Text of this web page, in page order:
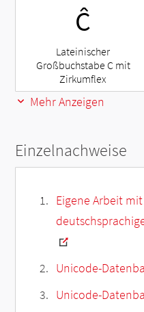
Ĉ
Lateinischer
Großbuchstabe C mit
Zirkumflex
Mehr Anzeigen
Einzelnachweise
Eigene Arbeit
Unicode-
Unicode-